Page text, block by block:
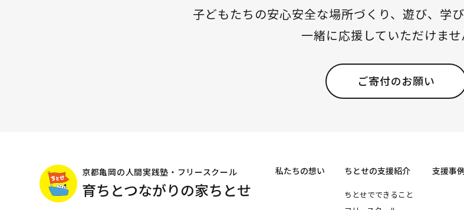
子どもたちの安心安全な場所づくり、 遊び、学
一緒に応援していただけませ
ご寄付のお願い
京都亀岡の人間実践塾・フリースクール
育ちとつながりの家ちとせ
私たちの想い ちとせの支援紹介
ちとせでできること
支援事例